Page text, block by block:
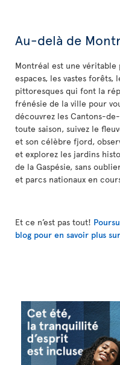
Au-delà de
Montréal est une véritable
espaces, les vastes forêts,
pittoresques qui font la
frénésie de la ville pour
découvrez les Cantons-
toute saison, suivez le
et son célèbre fjord,
et explorez les jardins
de la Gaspésie, sans
et parcs nationaux en
Et ce n’est pas tout!
blog pour en savoir plus